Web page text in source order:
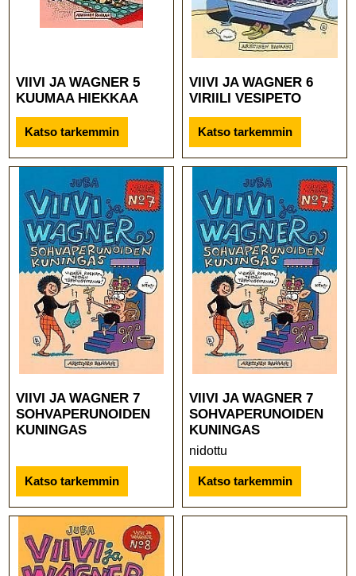
VIIVI JA WAGNER 5
KUUMAA HIEKKAA
Katso tarkemmin
VIIVI JA WAGNER 6
VIRIILI VESIPETO
Katso tarkemmin
VIIVI JA WAGNER 7
SOHVAPERUNOIDEN
KUNINGAS
Katso tarkemmin
VIIVI JA WAGNER 7
SOHVAPERUNOIDEN
KUNINGAS
nidottu
Katso tarkemmin